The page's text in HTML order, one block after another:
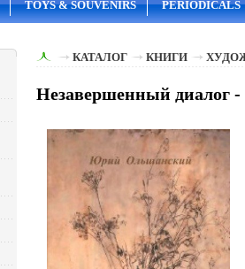
TOYS & SOUVENIRS PERIODICALS
КАТАЛОГ КНИГИ
Незавершенный